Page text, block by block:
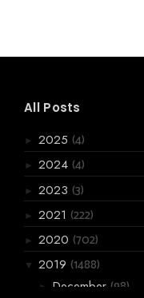
All Posts
► 2025 (4)
► 2024 (4)
► 2023 (3)
► 2021 (222)
► 2020 (702)
▼ 2019 (1488)
► December (98)